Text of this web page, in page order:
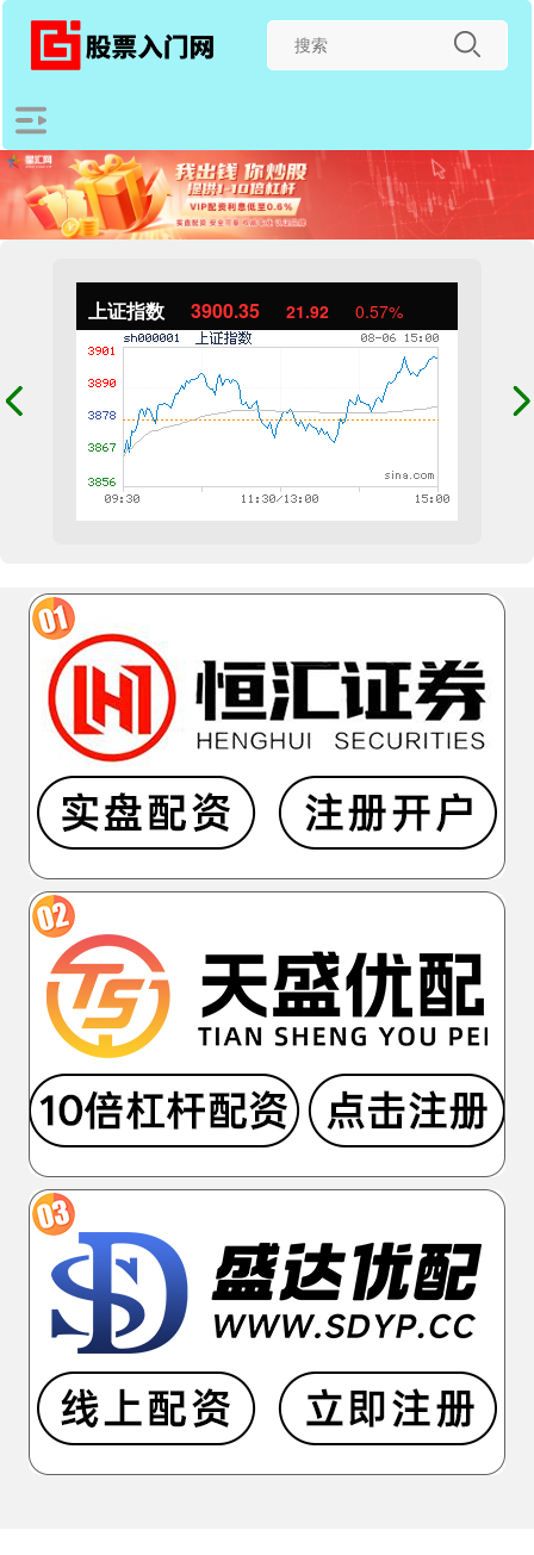
上证指数 3900.35 21.92 0.57%